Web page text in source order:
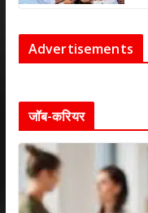
Advertisements
जॉब-करियर